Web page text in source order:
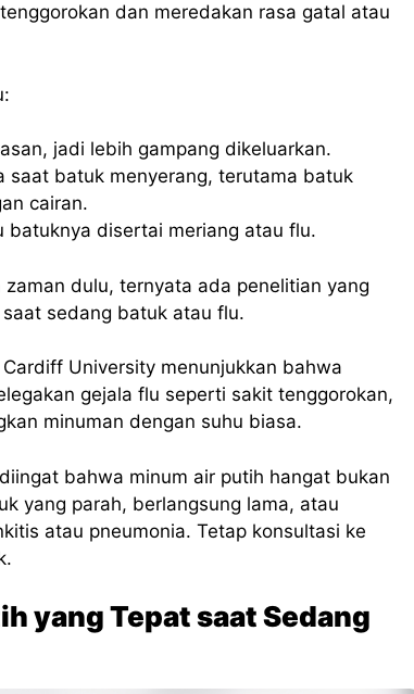
dan meredakan rasa gatal atau
jadi lebih gampang dikeluarkan.
saat batuk menyerang, terutama batuk
cairan.
batuknya disertai meriang atau flu.
dulu, ternyata ada penelitian yang
sedang batuk atau flu.
University menunjukkan bahwa
gejala flu seperti sakit tenggorokan,
minuman dengan suhu biasa.
bahwa minum air putih hangat bukan
yang parah, berlangsung lama, atau
atau pneumonia. Tetap konsultasi ke
yang Tepat saat Sedang